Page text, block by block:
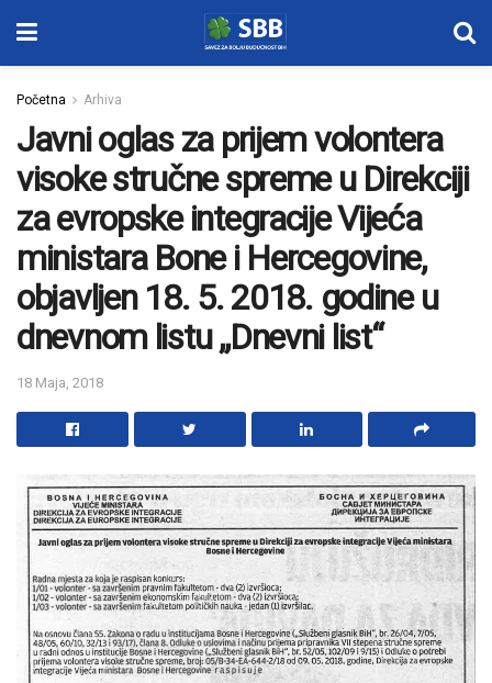
Početna Arhiva
Javni oglas za prijem volontera
visoke stručne spreme u Direkciji
za evropske integracije Vijeća
ministara Bone i Hercegovine,
objavljen 18. 5. 2018. godine u
dnevnom listu „Dnevni list“
18 Maja, 2018